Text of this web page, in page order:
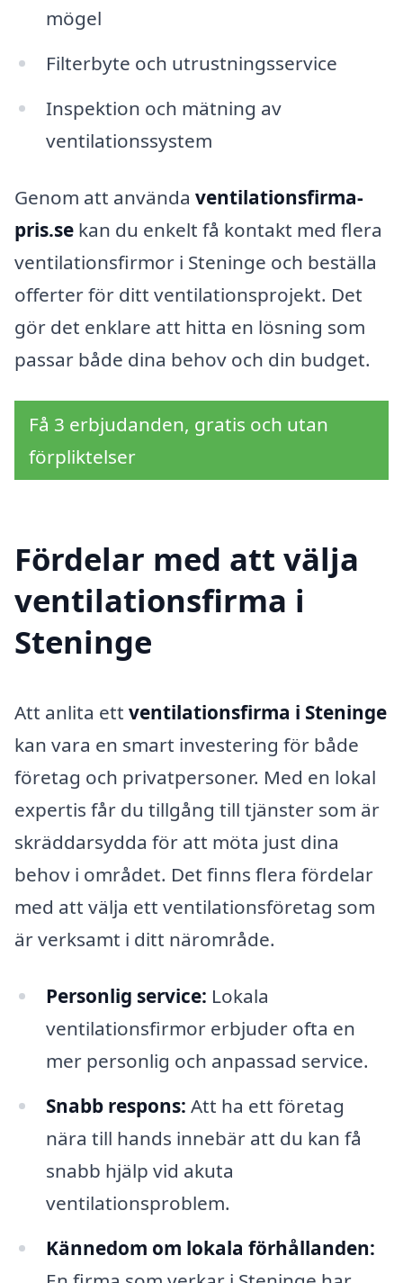
mögel
Filterbyte och utrustningsservice
Inspektion och mätning av
ventilationssystem
Genom att använda ventilationsfirma-
pris.se kan du enkelt få kontakt med flera
ventilationsfirmor i Steninge och beställa
offerter för ditt ventilationsprojekt. Det
gör det enklare att hitta en lösning som
passar både dina behov och din budget.
Få 3 erbjudanden, gratis och utan
förpliktelser
Fördelar med att välja
ventilationsfirma i
Steninge
Att anlita ett ventilationsfirma i Steninge
kan vara en smart investering för både
företag och privatpersoner. Med en lokal
expertis får du tillgång till tjänster som är
skräddarsydda för att möta just dina
behov i området. Det finns flera fördelar
med att välja ett ventilationsföretag som
är verksamt i ditt närområde.
Personlig service: Lokala
ventilationsfirmor erbjuder ofta en
mer personlig och anpassad service.
Snabb respons: Att ha ett företag
nära till hands innebär att du kan få
snabb hjälp vid akuta
ventilationsproblem.
Kännedom om lokala förhållanden: